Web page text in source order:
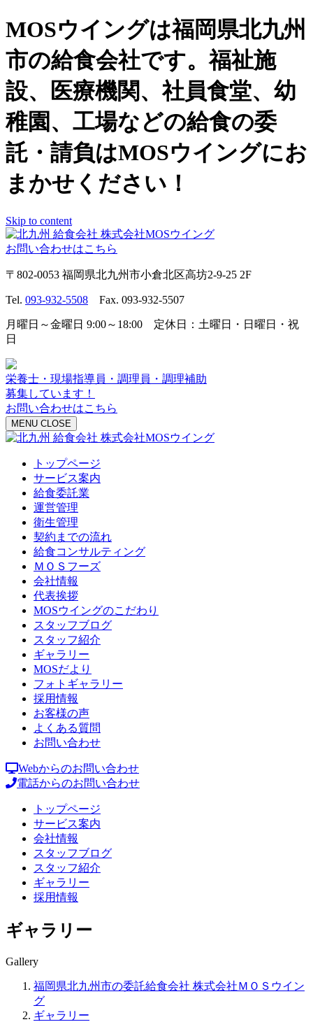
MOSウイングは福岡県北九州
市の給食会社です。福祉施
設、医療機関、社員食堂、幼
稚園、工場などの給食の委
託・請負はMOSウイングにお
まかせください！
Skip to content
お問い合わせはこちら
〒802-0053 福岡県北九州市小倉北区高坊2-9-25 2F
Tel. 093-932-5508 Fax. 093-932-5507
月曜日～金曜日 9:00～18:00 定休日：土曜日・日曜日・祝
日
栄養士・現場指導員・調理員・調理補助
募集しています！
お問い合わせはこちら
MENU CLOSE
トップページ
サービス案内
給食委託業
運営管理
衛生管理
契約までの流れ
給食コンサルティング
ＭＯＳフーズ
会社情報
代表挨拶
MOSウイングのこだわり
スタッフブログ
スタッフ紹介
ギャラリー
MOSだより
フォトギャラリー
採用情報
お客様の声
よくある質問
お問い合わせ
Webからのお問い合わせ
電話からのお問い合わせ
トップページ
サービス案内
会社情報
スタッフブログ
スタッフ紹介
ギャラリー
採用情報
ギャラリー
Gallery
福岡県北九州市の委託給食会社 株式会社ＭＯＳウイン
グ
ギャラリー